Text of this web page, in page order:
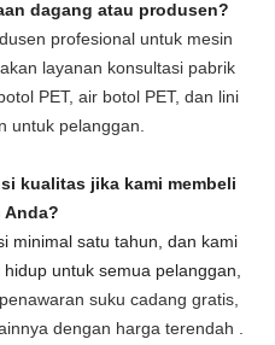
dagang atau produsen?
profesional untuk mesin
layanan konsultasi pabrik
PET, air botol PET, dan lini
untuk pelanggan.
kualitas jika kami membeli
Anda?
minimal satu tahun, dan kami
untuk semua pelanggan,
suku cadang gratis,
dengan harga terendah